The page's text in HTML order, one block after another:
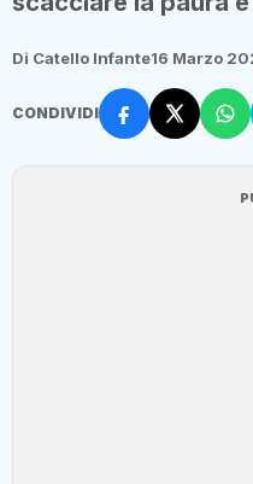
Di Catello Infante16 Marzo
CONDIVIDI